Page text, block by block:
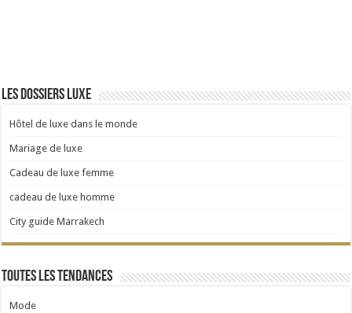
Les dossiers luxe
Hôtel de luxe dans le monde
Mariage de luxe
Cadeau de luxe femme
cadeau de luxe homme
City guide Marrakech
Toutes les tendances
Mode